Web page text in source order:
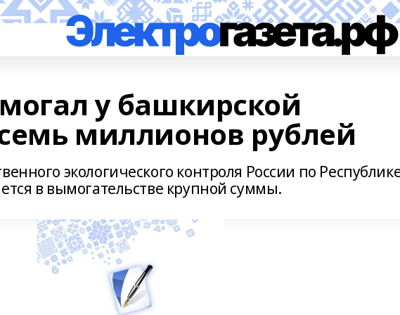
у башкирской
миллионов рублей
экологического контроля России по
в вымогательстве крупной суммы.